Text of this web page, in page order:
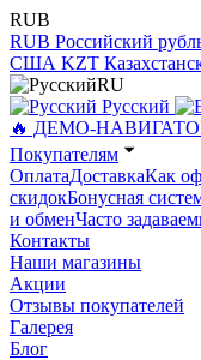
RUB
RUB Российский
США KZT
RU
Русский
🔥 ДЕМО-
Покупателям
ОплатаДоставкаКак
скидокБонусная
и обменЧасто
Контакты
Наши магазины
Акции
Отзывы покупателей
Галерея
Блог